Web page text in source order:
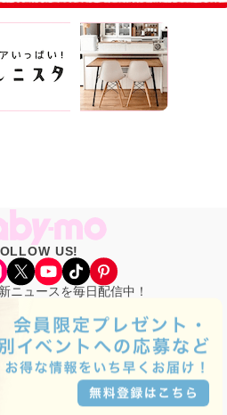
US!
X YouTube TikTok Pinterest
ニュースを毎日配信中！